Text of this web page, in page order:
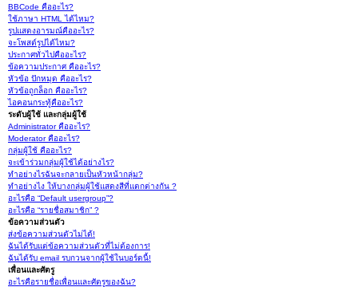
BBCode คืออะไร?
ใช้ภาษา HTML ได้ไหม?
รูปแสดงอารมณ์คืออะไร?
จะโพสต์รูปได้ไหม?
ประกาศทั่วไปคืออะไร?
ข้อความประกาศ คืออะไร?
หัวข้อ ปักหมุด คืออะไร?
หัวข้อถูกล็อก คืออะไร?
ไอคอนกระทู้คืออะไร?
ระดับผู้ใช้ และกลุ่มผู้ใช้
Administrator คืออะไร?
Moderator คืออะไร?
กลุ่มผู้ใช้ คืออะไร?
จะเข้าร่วมกลุ่มผู้ใช้ได้อย่างไร?
ทำอย่างไรฉันจะกลายเป็นหัวหน้ากลุ่ม?
ทำอย่างไง ให้บางกลุ่มผู้ใช้แสดงสีที่แตกต่างกัน ?
อะไรคือ “Default usergroup”?
อะไรคือ “รายชื่อสมาชิก” ?
ข้อความส่วนตัว
ส่งข้อความส่วนตัวไม่ได้!
ฉันได้รับแต่ข้อความส่วนตัวที่ไม่ต้องการ!
ฉันได้รับ email รบกวนจากผู้ใช้ในบอร์ดนี้!
เพื่อนและศัตรู
อะไรคือรายชื่อเพื่อนและศัตรูของฉัน?